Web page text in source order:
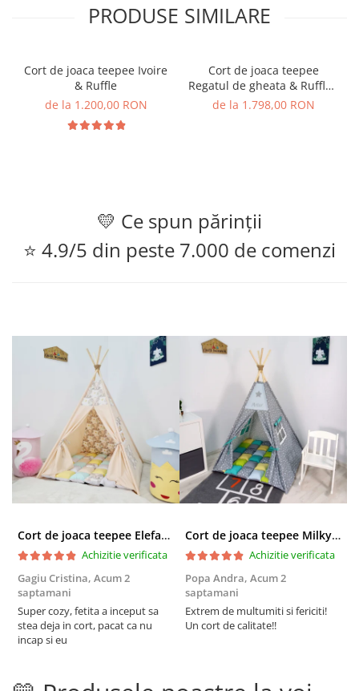
PRODUSE SIMILARE
Cort de joaca teepee Ivoire
& Ruffle
de la 1.200,00 RON
Cort de joaca teepee
Regatul de gheata & Ruffle -
Anna&Elsa
de la 1.798,00 RON
💛 Ce spun părinții
⭐ 4.9/5 din peste 7.000 de comenzi
Cort de joaca teepee Elefanti - bej
Achizitie verificata
Gagiu Cristina, Acum 2
saptamani
Super cozy, fetita a inceput sa
stea deja in cort, pacat ca nu
incap si eu
Cort de joaca teepee Milky Stars Personalizat
Achizitie verificata
Popa Andra, Acum 2
saptamani
Extrem de multumiti si fericiti!
Un cort de calitate!!